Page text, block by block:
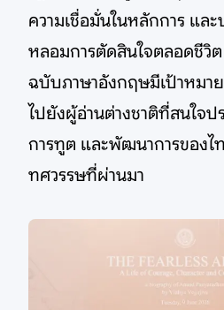
ความเชื่อมั่นในหลักการ แล
หลอมการตัดสินใจตลอดชีวิ
ฉบับภาษาอังกฤษมีเป้าหมาย
ไปยังผู้อ่านต่างชาติที่สนใจป
การทูต และพัฒนาการของไ
ทศวรรษที่ผ่านมา